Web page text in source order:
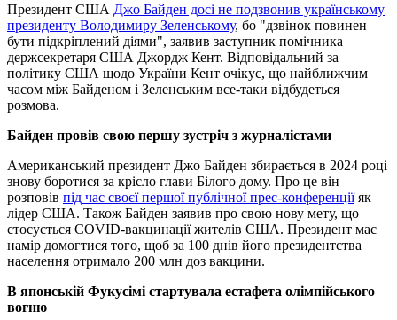
Президент США Джо Байден досі не подзвонив українському
президенту Володимиру Зеленському, бо "дзвінок повинен
бути підкріплений діями", заявив заступник помічника
держсекретаря США Джордж Кент. Відповідальний за
політику США щодо України Кент очікує, що найближчим
часом між Байденом і Зеленським все-таки відбудеться
розмова.
Байден провів свою першу зустріч з журналістами
Американський президент Джо Байден збирається в 2024 році
знову боротися за крісло глави Білого дому. Про це він
розповів під час своєї першої публічної прес-конференціїяк
лідер США. Також Байден заявив про свою нову мету, що
стосується COVID-вакцинації жителів США. Президент має
намір домогтися того, щоб за 100 днів його президентства
населення отримало 200 млн доз вакцини.
В японській Фукусімі стартувала естафета олімпійського
вогню